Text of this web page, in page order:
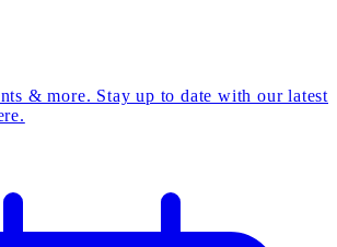
& more. Stay up to date with our latest